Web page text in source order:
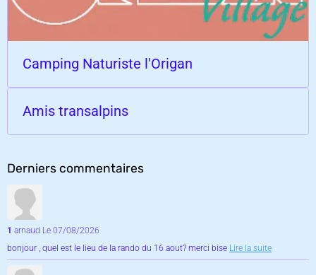
Camping Naturiste l'Origan
Amis transalpins
Derniers commentaires
1 arnaud Le 07/08/2026
bonjour , quel est le lieu de la rando du 16 aout? merci bise Lire la suite